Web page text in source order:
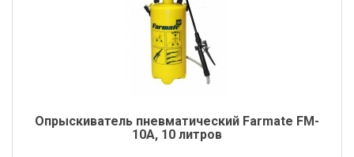
Опрыскиватель пневматический Farmate FM-
10A, 10 литров